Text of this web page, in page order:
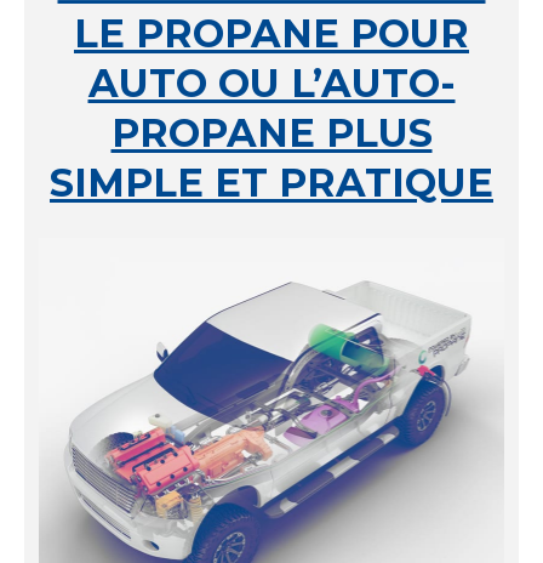
LE PROPANE POUR
AUTO OU L’AUTO-
PROPANE PLUS
SIMPLE ET PRATIQUE